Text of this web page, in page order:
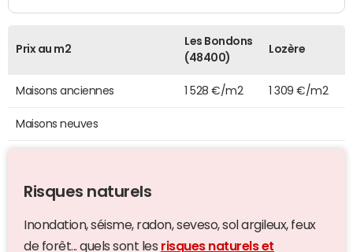
Prix au m2
Les Bondons
(48400)
Lozère
Maisons anciennes 1 528 €/m2 1 309 €/m2
Maisons neuves
Risques naturels
Inondation, séisme, radon, seveso, sol argileux, feux
de forêt... quels sont les risques naturels et